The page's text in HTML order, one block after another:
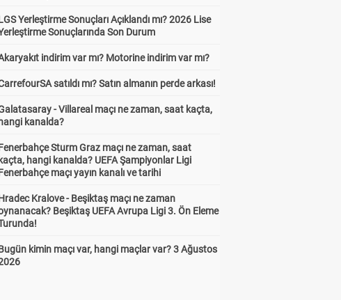
Yerleştirme Sonuçları Açıklandı mı? 2026 Lise
Sonuçlarında Son Durum
indirim var mı? Motorine indirim var mı?
satıldı mı? Satın almanın perde arkası!
- Villareal maçı ne zaman, saat kaçta,
hangi kanalda?
Sturm Graz maçı ne zaman, saat
kaçta, hangi kanalda? UEFA Şampiyonlar Ligi
maçı yayın kanalı ve tarihi
Kralove - Beşiktaş maçı ne zaman
Beşiktaş UEFA Avrupa Ligi 3. Ön Eleme
kimin maçı var, hangi maçlar var? 3 Ağustos